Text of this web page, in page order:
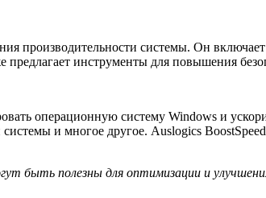
производительности системы. Он
инструменты для повышения
операционную систему Windows и
и многое другое. Auslogics
быть полезны для оптимизации и